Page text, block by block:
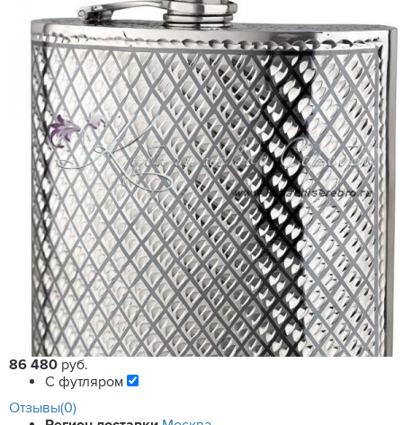
86 480 руб.
С футляром
Отзывы(0)